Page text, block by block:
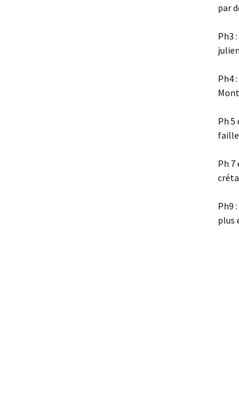
par
Ph3
Ph4
Ph
Ph 7
Ph9
plus